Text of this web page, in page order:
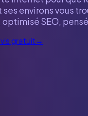
ses environs vous
SEO,
gratuit→